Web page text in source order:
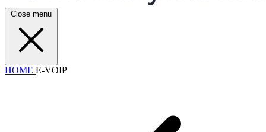
Close menu
HOME E-VOIP